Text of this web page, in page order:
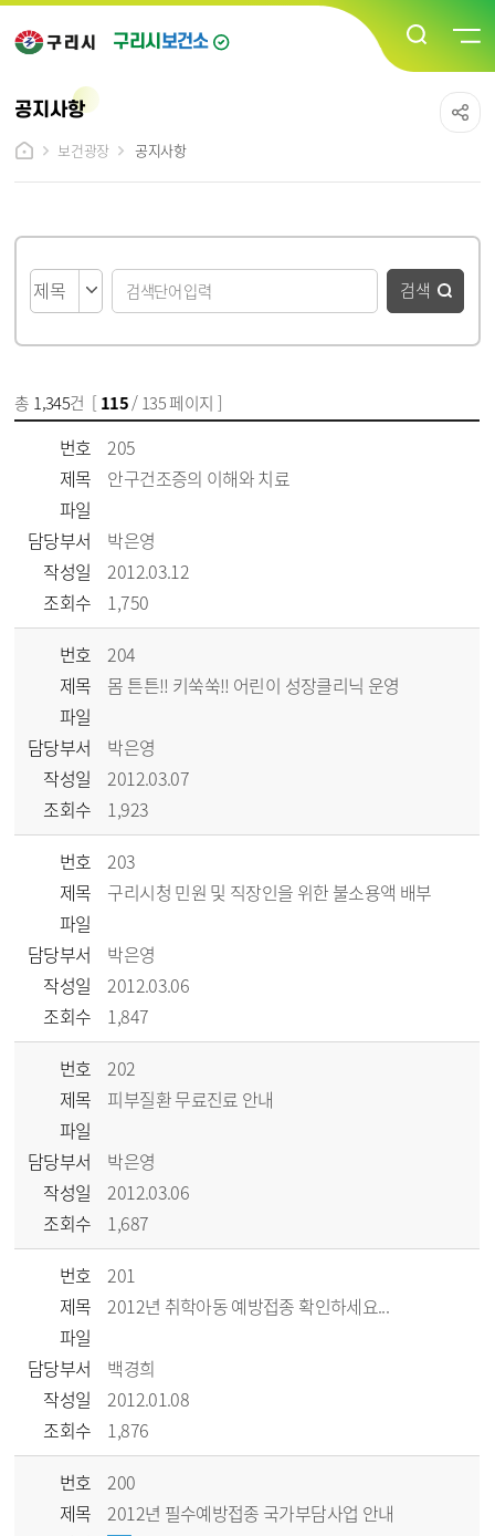
구리시 보건소
공지사항
보건광장
공지사항
검색
총 1,345건 [ 115/ 135 페이지 ]
번호
205
제목
안구건조증의 이해와 치료
파일
담당부서
박은영
작성일
2012.03.12
조회수
1,750
번호
204
제목
몸 튼튼!! 키쑥쑥!! 어린이 성장클리닉 운영
파일
담당부서
박은영
작성일
2012.03.07
조회수
1,923
번호
203
제목
구리시청 민원 및 직장인을 위한 불소용액 배부
파일
담당부서
박은영
작성일
2012.03.06
조회수
1,847
번호
202
제목
피부질환 무료진료 안내
파일
담당부서
박은영
작성일
2012.03.06
조회수
1,687
번호
201
제목
2012년 취학아동 예방접종 확인하세요...
파일
담당부서
백경희
작성일
2012.01.08
조회수
1,876
번호
200
제목
2012년 필수예방접종 국가부담사업 안내